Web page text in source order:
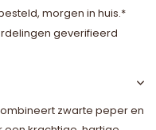
morgen in huis.*
geverifieerd
zwarte peper en